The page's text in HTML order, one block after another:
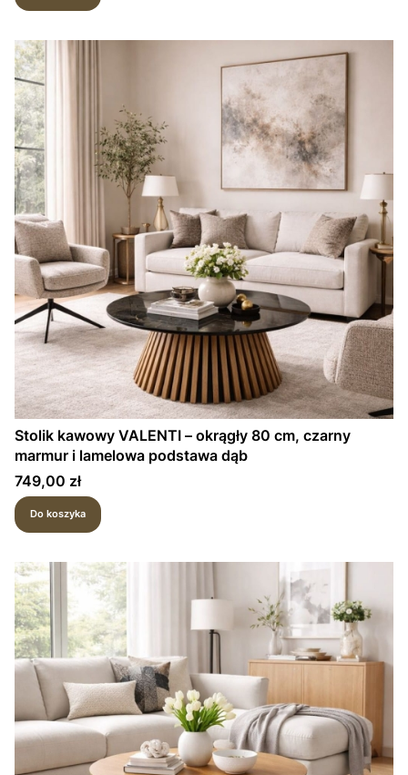
Stolik kawowy VALENTI – okrągły 80 cm, czarny
marmur i lamelowa podstawa dąb
Cena
749,00 zł
Do koszyka